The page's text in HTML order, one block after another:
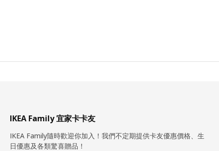
IKEA Family 宜家卡卡友
IKEA Family隨時歡迎你加入！我們不定期提供卡友優惠價格、生
日優惠及各類驚喜贈品！